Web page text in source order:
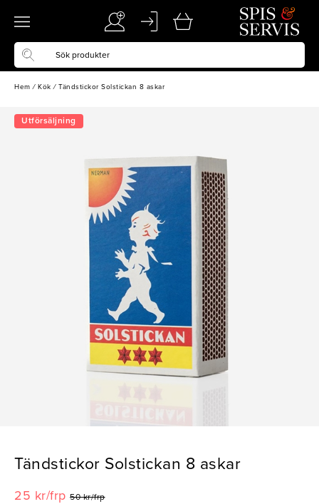
Hem / Kök / Tändstickor Solstickan 8 askar
Utförsäljning
Tändstickor Solstickan 8 askar
25 kr/frp 50 kr/frp